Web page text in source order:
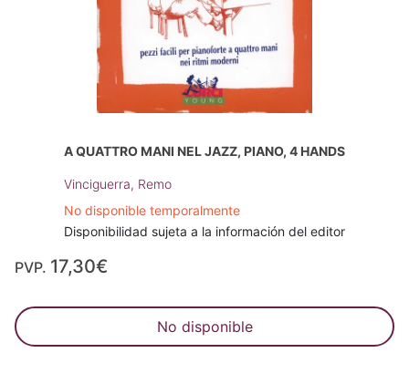
A QUATTRO MANI NEL JAZZ, PIANO, 4 HANDS
Vinciguerra, Remo
No disponible temporalmente
Disponibilidad sujeta a la información del editor
PVP. 17,30€
No disponible